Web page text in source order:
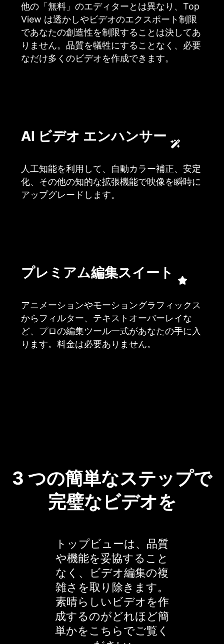
他の「無料」のエディターとは異なり、Top
View は透かしやビデオのエクスポート制限
であなたの創造性を制限することは決してあ
りません。品質を犠牲にすることなく、必要
なだけ多くのビデオを作成できます。
AI ビデオ エンハンサー
人工知能を利用して、自動カラー補正、安定
化、その他の知的な拡張機能で映像を瞬時に
アップグレードします。
プレミアム編集スイート
アニメーションやモーショングラフィックス
からフィルター、テキストオーバーレイな
ど、プロの編集ツール一式があなたの手に入
ります。料金は必要ありません。
3 つの簡単なステップで
完璧なビデオを
トップビューは、品質
や機能を妥協すること
なく、ビデオ編集の複
雑さを取り除きます。
素晴らしいビデオを作
成するのがどれほど簡
単かをこちらでご覧く